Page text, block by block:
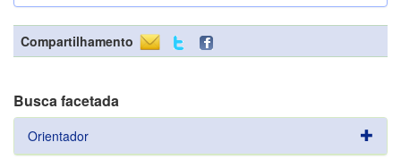
Compartilhamento
Busca facetada
Orientador